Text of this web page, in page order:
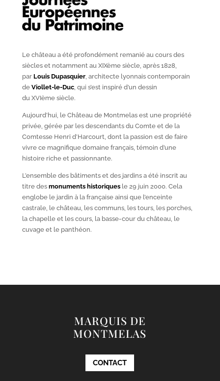
Le château a été profondément remanié au cours des
siècles et notamment au XIXèmesiècle, après 1828,
par Louis Dupasquier, architecte lyonnais contemporain
de Viollet-le-Duc, qui s’est inspiré d’un dessin
du XVIèmesiècle.
Aujourd’hui, le Château de Montmelas est une propriété
privée, gérée par les descendants du Comte et de la
Comtesse Henri d’Harcourt, dont la passion est de faire
vivre ce magnifique domaine français, témoin d’une
histoire riche et passionnante.
L’ensemble des bâtiments et des jardins a été inscrit au
titre des monuments historiquesle 29 juin 2000. Cela
englobe le jardin à la française ainsi que l’enceinte
castrale, le château, les communs, les tours, les porches,
la chapelle et les cours, la basse-cour du château, le
cuvage et le panthéon.
MARQUIS DE
MONTMELAS
CONTACT